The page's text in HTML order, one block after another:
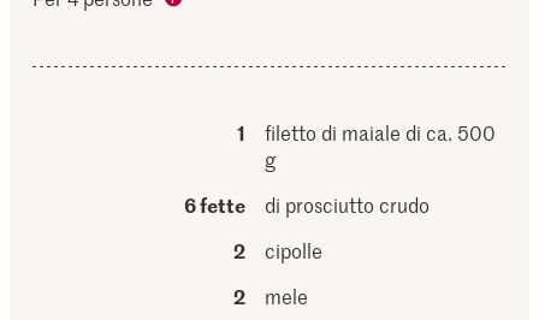
1
filetto di maiale di ca. 500
g
6 fette
di prosciutto crudo
2
cipolle
2
mele